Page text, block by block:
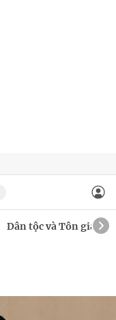
Dân tộc và Tôn giáo